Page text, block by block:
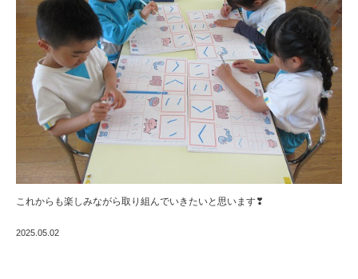
これからも楽しみながら取り組んでいきたいと思います❣
2025.05.02